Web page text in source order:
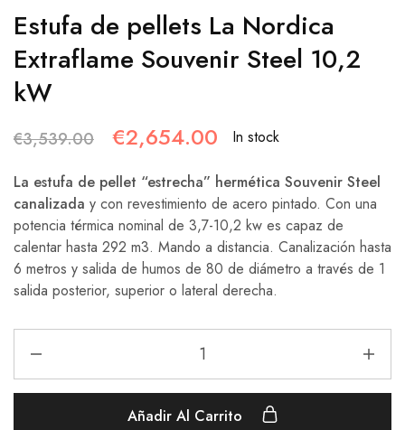
Estufa de pellets La Nordica
Extraflame Souvenir Steel 10,2
kW
€3,539.00 €2,654.00 In stock
La estufa de pellet “estrecha” hermética Souvenir Steel
canalizada y con revestimiento de acero pintado. Con una
potencia térmica nominal de 3,7-10,2 kw es capaz de
calentar hasta 292 m3. Mando a distancia. Canalización hasta
6 metros y salida de humos de 80 de diámetro a través de 1
salida posterior, superior o lateral derecha.
Añadir Al Carrito